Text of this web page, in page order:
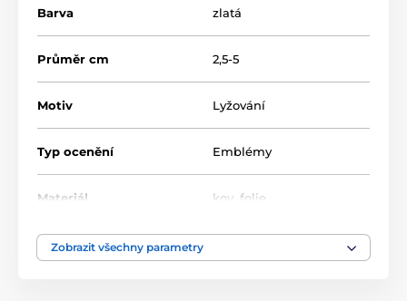
Barva zlatá
Průměr cm 2,5-5
Motiv Lyžování
Typ ocenění Emblémy
Materiál kov folie
Zobrazit všechny parametry